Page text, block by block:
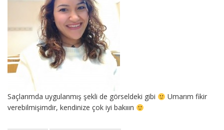
Saçlarımda uygulanmış şekli de görseldeki gibi
Umarım fikir
verebilmişimdir, kendinize çok iyi bakııın